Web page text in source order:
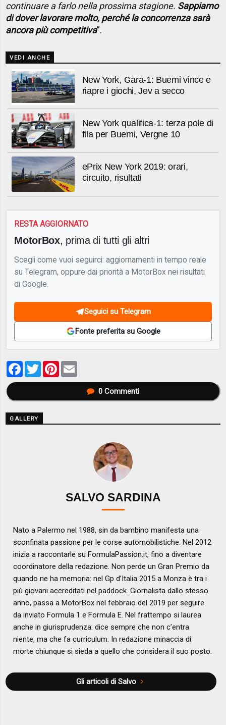
continuare a farlo nella prossima stagione. Sappiamo
di dover lavorare molto, perché la concorrenza sarà
ancora più competitiva”.
VEDI ANCHE
New York, Gara-1: Buemi vince e
riapre i giochi, Jev a secco
New York qualifica-1: terza pole di
fila per Buemi, Vergne 10
ePrix New York 2019: orari,
circuito, risultati
RESTA AGGIORNATO
MotorBox, prima di tutti gli altri
Scegli come vuoi seguirci: aggiornamenti in tempo reale
su Telegram, oppure dai priorità a MotorBox nei risultati
di Google.
Seguici su Telegram
Fonte preferita su Google
Facebook
TwitterPinterest
0Commenti
GALLERY
SALVO SARDINA
Nato a Palermo nel 1988, sin da bambino manifesta una
sconfinata passione per le corse automobilistiche. Nel 2012
inizia a raccontarle su FormulaPassion.it, fino a diventare
coordinatore della redazione. Non perde un Gran Premio da
quando ne ha memoria: nel Gp d’Italia 2015 a Monza è tra i
più giovani accreditati nel paddock. Giornalista dallo stesso
anno, passa a MotorBox nel febbraio del 2019 per seguire
da inviato Formula 1 e Formula E. Nel frattempo si laurea
anche in giurisprudenza: dice sempre che non c’entra
niente, ma che fa curriculum. In redazione minaccia di
morte chiunque si sieda a quello che considera il suo posto.
Gli articoli di Salvo